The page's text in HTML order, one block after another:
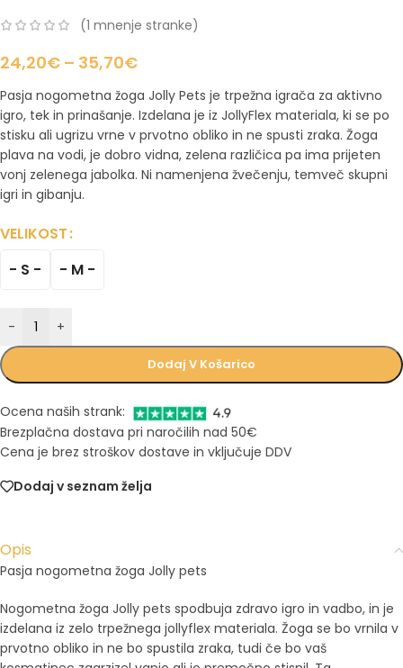
(1 mnenje stranke)
24,20€ – 35,70€
Pasja nogometna žoga Jolly Pets je trpežna igrača za aktivno
igro, tek in prinašanje. Izdelana je iz JollyFlex materiala, ki se po
stisku ali ugrizu vrne v prvotno obliko in ne spusti zraka. Žoga
plava na vodi, je dobro vidna, zelena različica pa ima prijeten
vonj zelenega jabolka. Ni namenjena žvečenju, temveč skupni
igri in gibanju.
VELIKOST
- S -
- M -
- +
Dodaj V Košarico
Ocena naših strank:
Brezplačna dostava pri naročilih nad 50€
Cena je brez stroškov dostave in vključuje DDV
Dodaj v seznam želja
Opis
Pasja nogometna žoga Jolly pets
Nogometna žoga Jolly pets spodbuja zdravo igro in vadbo, in je
izdelana iz zelo trpežnega jollyflex materiala. Žoga se bo vrnila v
prvotno obliko in ne bo spustila zraka, tudi če bo vaš